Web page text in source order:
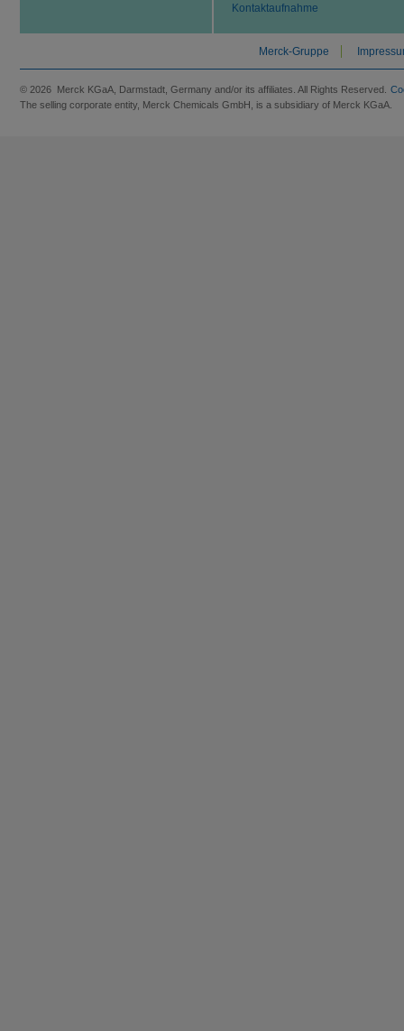
Kontaktaufnahme
Merck-Gruppe
© 2026 Merck KGaA, Darmstadt, Germany and/or its affiliates. All Rights Reserved.
The selling corporate entity, Merck Chemicals GmbH, is a subsidiary of Merck KGaA.